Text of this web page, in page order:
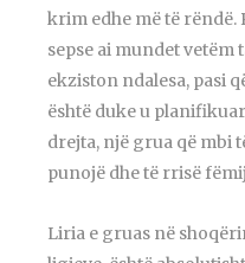
krim edhe më të rëndë.
sepse ai mundet vetëm
ekziston ndalesa, pasi
është duke u
drejta, një grua që mbi
punojë dhe të rrisë
Liria e gruas në